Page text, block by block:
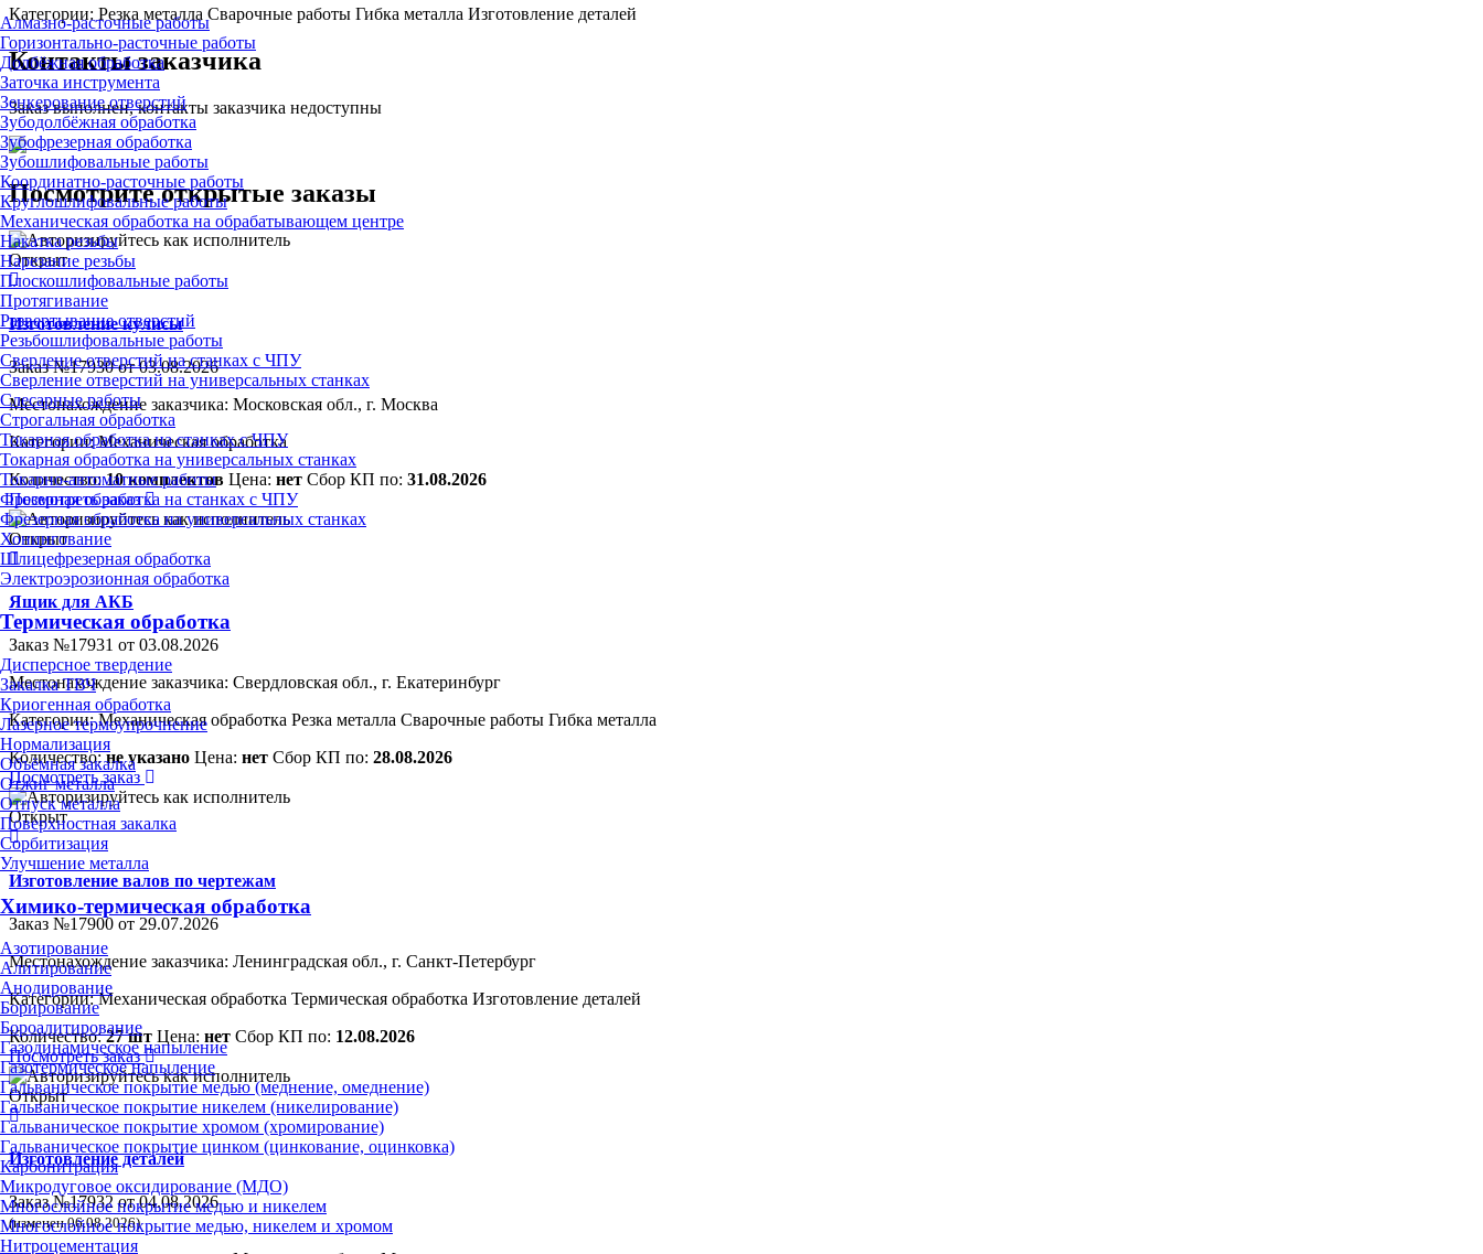
Алмазно-расточные работы
Горизонтально-расточные работы
Долбёжная обработка
Заточка инструмента
Зенкерование отверстий
Зубодолбёжная обработка
Зубофрезерная обработка
Зубошлифовальные работы
Координатно-расточные работы
Круглошлифовальные работы
Механическая обработка на обрабатывающем центре
Накатка резьбы
Нарезание резьбы
Плоскошлифовальные работы
Протягивание
Развертывание отверстий
Резьбошлифовальные работы
Сверление отверстий на станках с ЧПУ
Сверление отверстий на универсальных станках
Слесарные работы
Строгальная обработка
Токарная обработка на станках с ЧПУ
Токарная обработка на универсальных станках
Токарно-автоматные работы
Фрезерная обработка на станках с ЧПУ
Фрезерная обработка на универсальных станках
Хонингование
Шлицефрезерная обработка
Электроэрозионная обработка
Термическая обработка
Дисперсное твердение
Закалка ТВЧ
Криогенная обработка
Лазерное термоупрочнение
Нормализация
Объёмная закалка
Отжиг металла
Отпуск металла
Поверхностная закалка
Сорбитизация
Улучшение металла
Химико-термическая обработка
Азотирование
Алитирование
Анодирование
Борирование
Бороалитирование
Газодинамическое напыление
Газотермическое напыление
Гальваническое покрытие медью (меднение, омеднение)
Гальваническое покрытие никелем (никелирование)
Гальваническое покрытие хромом (хромирование)
Гальваническое покрытие цинком (цинкование, оцинковка)
Карбонитрация
Микродуговое оксидирование (МДО)
Многослойное покрытие медью и никелем
Многослойное покрытие медью, никелем и хромом
Нитроцементация
Категории: Резка металла Сварочные работы Гибка металла Изготовление деталей
Контакты заказчика
Заказ выполнен, контакты заказчика недоступны
Посмотрите открытые заказы
Открыт
Изготовление кулисы
Заказ №17930 от 03.08.2026
Местонахождение заказчика: Московская обл., г. Москва
Категории:Механическая обработка
Количество:10 комплектов Цена: нет Сбор КП по: 31.08.2026
Посмотреть заказ
Открыт
Ящик для АКБ
Заказ №17931 от 03.08.2026
Местонахождение заказчика: Свердловская обл., г. Екатеринбург
Категории:Механическая обработка Резка металла Сварочные работы Гибка металла
Количество:не указано Цена: нет Сбор КП по: 28.08.2026
Посмотреть заказ
Открыт
Изготовление валов по чертежам
Заказ №17900 от 29.07.2026
Местонахождение заказчика: Ленинградская обл., г. Санкт-Петербург
Категории:Механическая обработка Термическая обработка Изготовление деталей
Количество:27 шт Цена: нет Сбор КП по: 12.08.2026
Посмотреть заказ
Открыт
Изготовление деталей
Заказ №17932 от 04.08.2026
(изменен 06.08.2026)